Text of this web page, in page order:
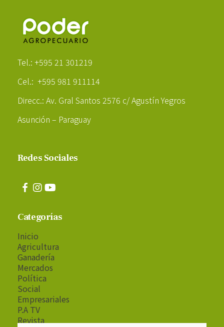
Tel.: +595 21 301219
Cel.: +595 981 911114
Direcc.: Av. Gral Santos 2576 c/ Agustín Yegros
Asunción – Paraguay
Redes Sociales
Categorías
Inicio
Agricultura
Ganadería
Mercados
Política
Social
Empresariales
P.A TV
Revista